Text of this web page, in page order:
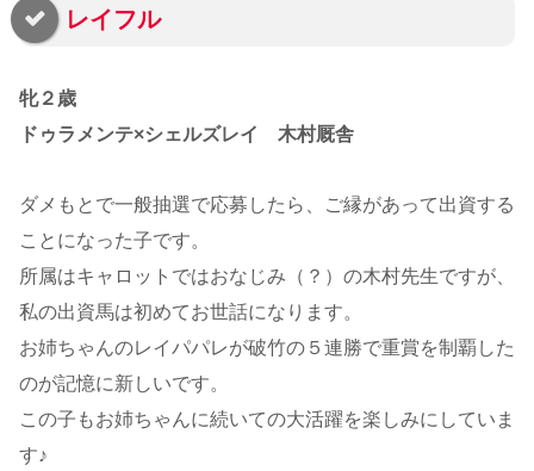
レイフル
牝２歳
ドゥラメンテ×シェルズレイ 木村厩舎
ダメもとで一般抽選で応募したら、ご縁があって出資する
ことになった子です。
所属はキャロットではおなじみ（？）の木村先生ですが、
私の出資馬は初めてお世話になります。
お姉ちゃんのレイパパレが破竹の５連勝で重賞を制覇した
のが記憶に新しいです。
この子もお姉ちゃんに続いての大活躍を楽しみにしていま
す♪